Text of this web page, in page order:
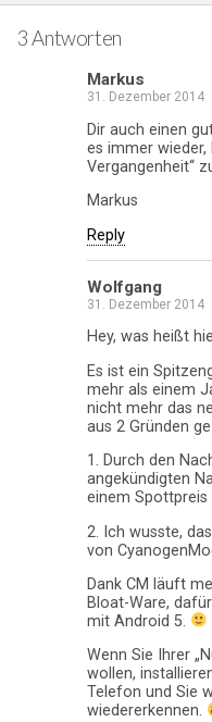
3 Antworten
Markus
31. Dezember 2014
Dir auch einen
es immer wieder,
Vergangenheit“
Markus
Reply
Wolfgang
31. Dezember 2014
Hey, was heißt
Es ist ein
mehr als einem
nicht mehr das
aus 2 Gründen
1. Durch den
angekündigten
einem
2. Ich wusste,
von
Dank CM läuft
Bloat-Ware,
mit Android 5.
Wenn Sie Ihrer
wollen,
Telefon und Sie
wiedererkennen.